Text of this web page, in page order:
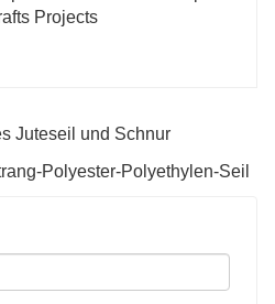
Juteseil und Schnur
Polyester-Polyethylen-Seil